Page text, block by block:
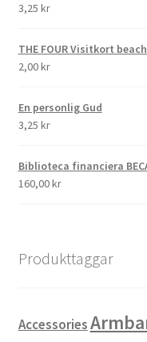
3,25 kr
THE FOUR Visitkort
2,00kr
En personlig Gud
3,25 kr
Biblioteca financiera
160,00kr
Produkttaggar
Accessories